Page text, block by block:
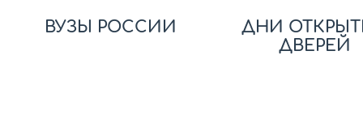
ВУЗЫ РОССИИ
ДНИ
ДВЕРЕЙ